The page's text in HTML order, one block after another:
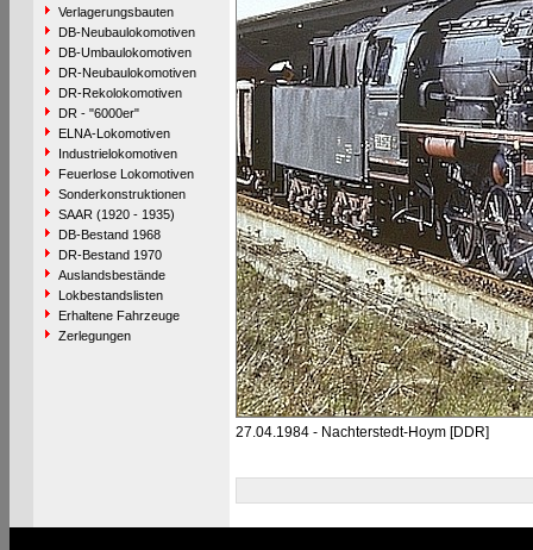
Verlagerungsbauten
DB-Neubaulokomotiven
DB-Umbaulokomotiven
DR-Neubaulokomotiven
DR-Rekolokomotiven
DR - "6000er"
ELNA-Lokomotiven
Industrielokomotiven
Feuerlose Lokomotiven
Sonderkonstruktionen
SAAR (1920 - 1935)
DB-Bestand 1968
DR-Bestand 1970
Auslandsbestände
Lokbestandslisten
Erhaltene Fahrzeuge
Zerlegungen
27.04.1984 - Nachterstedt-Hoym [DDR]